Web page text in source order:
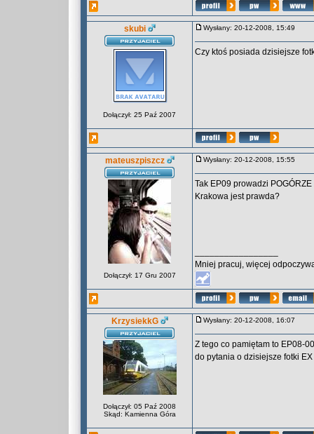
skubi
Dołączył: 25 Paź 2007
Wysłany: 20-12-2008, 15:49
Czy ktoś posiada dzisiejsze
mateuszpiszcz
Dołączył: 17 Gru 2007
Wysłany: 20-12-2008, 15:55
Tak EP09 prowadzi
Krakowa jest prawda?
Mniej pracuj, więcej
KrzysiekkG
Dołączył: 05 Paź 2008
Skąd: Kamienna Góra
Wysłany: 20-12-2008, 16:07
Z tego co pamiętam to EP08-
do pytania o dzisiejsze fotki